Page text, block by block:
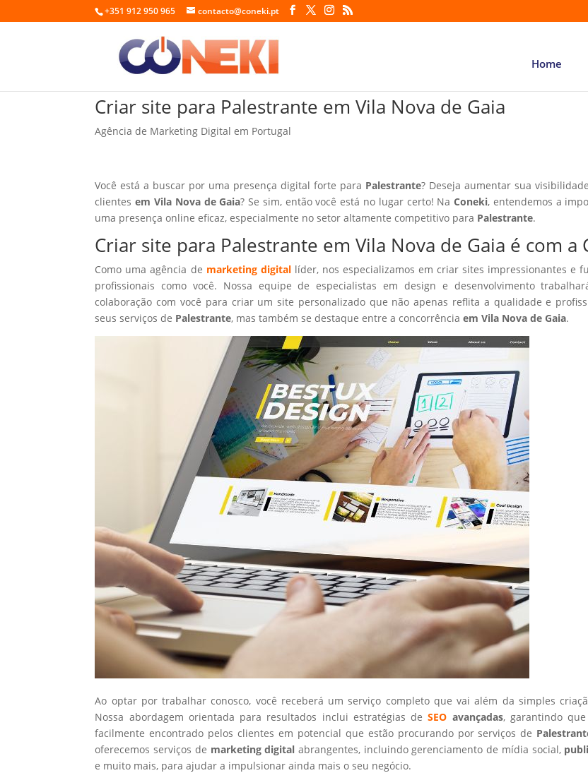
+351 912 950 965 contacto@coneki.pt
Home
Criar site para Palestrante em Vila Nova de Gaia
Agência de Marketing Digital em Portugal
Você está a buscar por uma presença digital forte para Palestrante? Deseja aumentar sua
clientesem Vila Nova de Gaia? Se sim, então você está no lugar certo! NaConeki, entendemos a
uma presença online eficaz, especialmente no setor altamente competitivo para Palestrante.
Criar site para Palestrante em Vila Nova de Gaia é com a
Como uma agência de marketing digitallíder, nos especializamos em criar sites impressionantes e
profissionais como você. Nossa equipe de especialistas em design e desenvolvimento
colaboração com você para criar um site personalizado que não apenas reflita a qualidade e
seus serviços de Palestrante, mas também se destaque entre a concorrênciaem Vila Nova de Gaia.
Ao optar por trabalhar conosco, você receberá um serviço completo que vai além da simples
Nossa abordagem orientada para resultados inclui estratégias deSEO avançadas, garantindo
facilmente encontrado pelos clientes em potencial que estão procurando por serviços de
oferecemos serviços de marketing digital abrangentes, incluindo gerenciamento de mídia social,
e muito mais, para ajudar a impulsionar ainda mais o seu negócio.